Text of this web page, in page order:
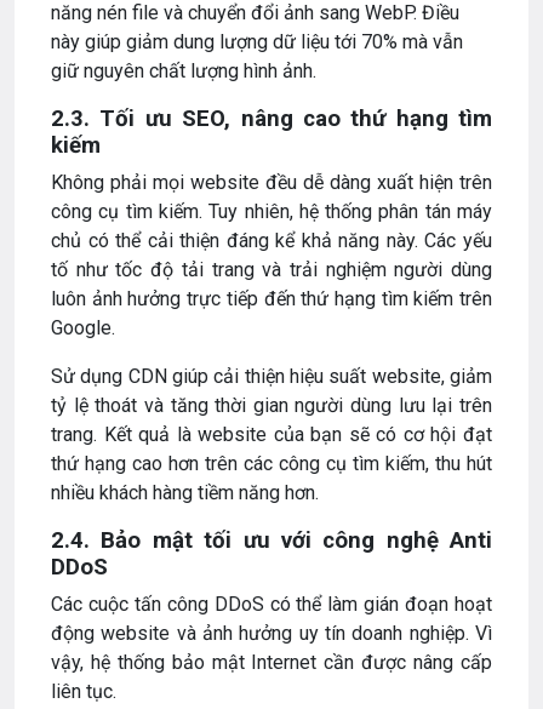
năng nén file và chuyển đổi ảnh sang WebP. Điều
này giúp giảm dung lượng dữ liệu tới 70% mà vẫn
giữ nguyên chất lượng hình ảnh.
2.3. Tối ưu SEO, nâng cao thứ hạng tìm
kiếm
Không phải mọi website đều dễ dàng xuất hiện trên
công cụ tìm kiếm. Tuy nhiên, hệ thống phân tán máy
chủ có thể cải thiện đáng kể khả năng này. Các yếu
tố như tốc độ tải trang và trải nghiệm người dùng
luôn ảnh hưởng trực tiếp đến thứ hạng tìm kiếm trên
Google.
Sử dụng CDN giúp cải thiện hiệu suất website, giảm
tỷ lệ thoát và tăng thời gian người dùng lưu lại trên
trang. Kết quả là website của bạn sẽ có cơ hội đạt
thứ hạng cao hơn trên các công cụ tìm kiếm, thu hút
nhiều khách hàng tiềm năng hơn.
2.4. Bảo mật tối ưu với công nghệ Anti
DDoS
Các cuộc tấn công DDoS có thể làm gián đoạn hoạt
động website và ảnh hưởng uy tín doanh nghiệp. Vì
vậy, hệ thống bảo mật Internet cần được nâng cấp
liên tục.